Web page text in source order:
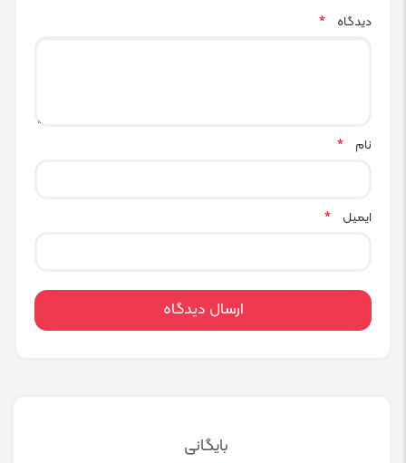
دیدگاه
*
نام *
ایمیل *
بایگانی